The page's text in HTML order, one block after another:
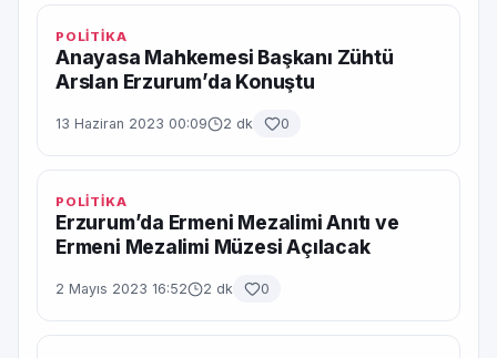
POLİTİKA
Anayasa Mahkemesi Başkanı Zühtü
Arslan Erzurum’da Konuştu
13 Haziran 2023 00:09 2 dk 0
POLİTİKA
Erzurum’da Ermeni Mezalimi Anıtı ve
Ermeni Mezalimi Müzesi Açılacak
2 Mayıs 2023 16:52 2 dk 0